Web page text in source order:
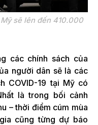
sẽ lên đến 410.000
các chính sách của
người dân sẽ là các
COVID-19 tại Mỹ có
là trong bối cảnh
– thời điểm cúm mùa
cũng từng dự báo